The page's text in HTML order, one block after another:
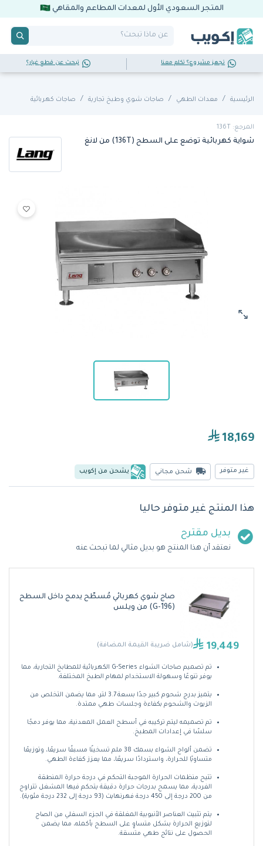
المتجر السعودي الأول لمعدات المطاعم والمقاهي
تجهز مشروع؟ تكلم معنا تبحث عن قطع غيار؟
الرئيسية معدات الطهي صاجات شوي وطبخ تجارية صاجات كهربائية
المرجع: 136T
شواية كهربائية توضع على السطح (136T) من لانغ
18,169
غير متوفر شحن مجاني يشحن من إكويب
هذا المنتج غير متوفر حاليا
بديل مقترح
نعتقد أن هذا المنتج هو بديل مثالي لما تبحث عنه
صاج شوي كهربائي مُسطّح يدمج داخل السطح
(G-196) من ويلس
19,449 (شامل ضريبة القيمة المضافة)
تم تصميم صاجات الشواء G-Series الكهربائية للمطابخ التجارية، مما
يوفر تنوعًا وسهولة الاستخدام لمهام الطبخ المختلفة.
يتميز بدرج شحوم كبير جدًا بسعة 3.7 لتر، مما يضمن التخلص من
الزيوت والشحوم بكفاءة وجلسات طهي ممتدة.
تم تصميمه ليتم تركيبه في أسطح العمل المعدنية، مما يوفر دمجًا
سلسًا في إعدادات المطبخ.
تضمن ألواح الشواء بسمك 38 ملم تسخينًا مسبقًا سريعًا، وتوزيعًا
متساويًا للحرارة، واستردادًا سريعًا، مما يعزز كفاءة الطهي.
تتيح منظمات الحرارة الموجبة التحكم في درجة حرارة المنطقة
الفردية، مما يسمح بدرجات حرارة دقيقة يتحكم فيها المشغل تتراوح
من 200 درجة إلى 450 درجة فهرنهايت (93 درجة إلى 232 درجة مئوية).
يتم تثبيت العناصر الأنبوبية المغلقة في الجزء السفلي من الصاج
لتوزيع الحرارة بشكل متساوٍ على السطح بأكمله، مما يضمن
الحصول على نتائج طهي متسقة.